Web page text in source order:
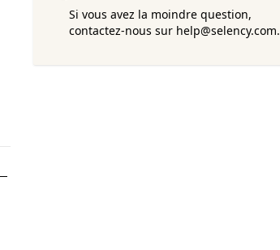
Si vous avez la moindre question,
contactez-nous sur help@selency.com.